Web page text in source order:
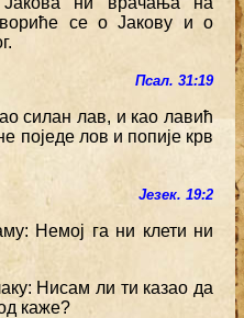
се о Јакову и о
Псал. 31:19
силан лав, и као лавић
поједе лов и попије крв
Језек. 19:2
Немој га ни клети ни
Нисам ли ти казао да
каже?